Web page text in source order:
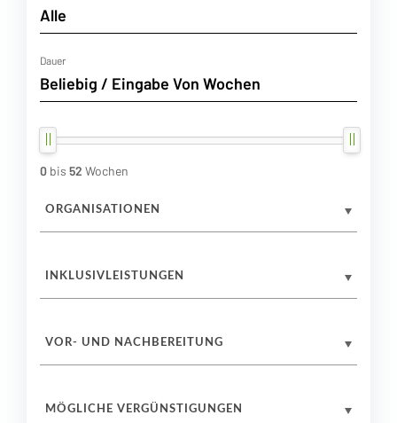
Dauer
0 bis 52 Wochen
ORGANISATIONEN
INKLUSIVLEISTUNGEN
VOR- UND NACHBEREITUNG
MÖGLICHE VERGÜNSTIGUNGEN